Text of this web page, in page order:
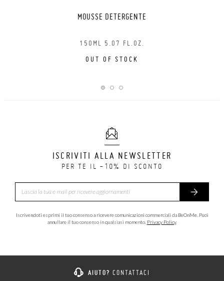
MOUSSE DETERGENTE
150ML 5.07 FL.OZ.
OUT OF STOCK
ISCRIVITI ALLA NEWSLETTER
PER TE IL -10% DI SCONTO
Iscrivendoti esprimi il tuo consenso a ricevere comunicazioni commerciali da BeOnMe. Puoi
annullare il tuo consenso in qualsiasi momento. Privacy Policy.
AIUTO? CONTATTACI